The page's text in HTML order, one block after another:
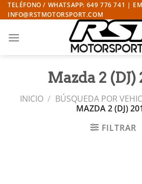
Saltar
al
TELÉFONO / WHATSAPP: 649 776 741 |
INFO@RSTMOTORSPORT.COM
Mazda 2 (DJ)
INICIO / BÚSQUEDA POR
MAZDA 2 (DJ)
FILTRAR